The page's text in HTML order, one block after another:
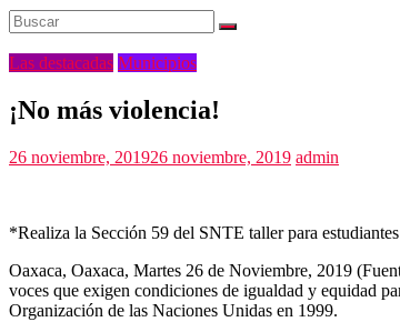
Las destacadas Municipios
¡No más violencia!
26 noviembre, 201926 noviembre, 2019 admin
*Realiza la Sección 59 del SNTE taller para
Oaxaca, Oaxaca, Martes 26 de Noviembre, 2019
voces que exigen condiciones de igualdad y equidad
Organización de las Naciones Unidas en 1999.